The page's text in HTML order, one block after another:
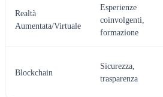
Realtà
Aumentata/Virtuale
Esperienze
coinvolgenti,
formazione
Blockchain
Sicurezza,
trasparenza